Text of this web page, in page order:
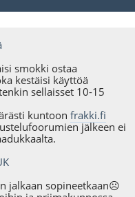
smokki ostaa
kestäisi käyttöä
sellaisset 10-15
kuntoon frakki.fi
jälkeen ei
jalkaan sopineetkaan☹️